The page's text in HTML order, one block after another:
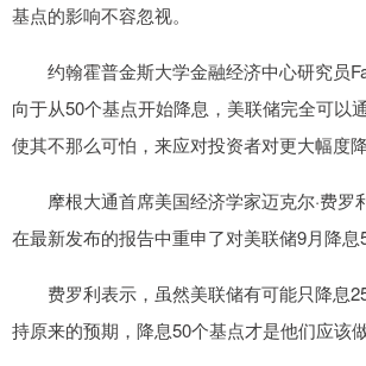
基点的影响不容忽视。
约翰霍普金斯大学金融经济中心研究员
向于从50个基点开始降息，美联储完全可以
使其不那么可怕，来应对投资者对更大幅度
摩根大通首席美国经济学家迈克尔·费罗利
在最新发布的报告中重申了对美联储9月降息
费罗利表示，虽然美联储有可能只降息
持原来的预期，降息50个基点才是他们应该做